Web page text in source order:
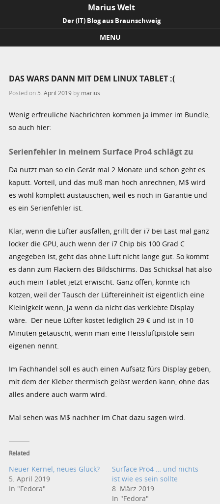
Marius Welt
Der (IT) Blog aus Braunschweig
MENU
DAS WARS DANN MIT DEM LINUX TABLET :(
Posted on 5. April 2019 by marius
Wenig erfreuliche Nachrichten kommen ja immer im Bundle,
so auch hier:
Serienfehler in meinem Surface Pro4 schlägt zu
Da nutzt man so ein Gerät mal 2 Monate und schon geht es
kaputt. Vorteil, und das muß man hoch anrechnen, M$ wird
es wohl komplett austauschen, weil es noch in Garantie und
es ein Serienfehler ist.
Klar, wenn die Lüfter ausfallen, grillt der i7 bei Last mal ganz
locker die GPU, auch wenn der i7 Chip bis 100 Grad C
angegeben ist, geht das ohne Luft nicht lange gut. So kommt
es dann zum Flackern des Bildschirms. Das Schicksal hat also
auch mein Tablet jetzt erwischt. Ganz offen, könnte ich
kotzen, weil der Tausch der Lüftereinheit ist eigentlich eine
Kleinigkeit wenn, ja wenn da nicht das verklebte Display
wäre. Der neue Lüfter kostet lediglich 29 € und ist in 10
Minuten getauscht, wenn man eine Heissluftpistole sein
eigenen nennt.
Im Fachhandel soll es auch einen Aufsatz fürs Display geben,
mit dem der Kleber thermisch gelöst werden kann, ohne das
alles andere auch warm wird.
Mal sehen was M$ nachher im Chat dazu sagen wird.
Related
Neuer Kernel, neues Glück?
5. April 2019
In "Fedora"
Surface Pro4 … und nichts
ist wie es sein sollte
8. März 2019
In "Fedora"